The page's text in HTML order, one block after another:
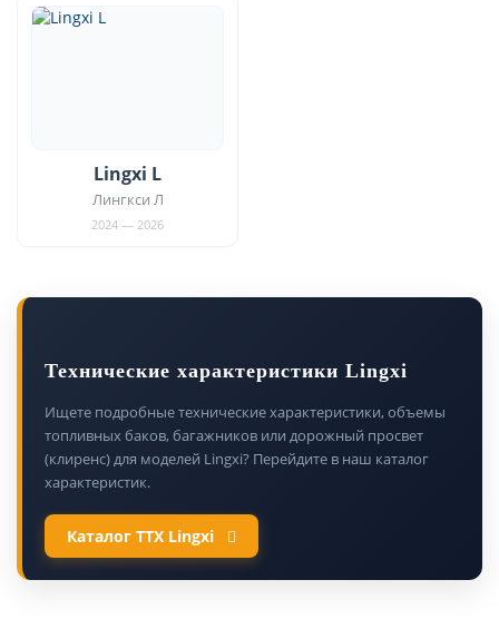
Lingxi L
Лингкси Л
2024 — 2026
Технические характеристики Lingxi
Ищете подробные технические характеристики, объемы
топливных баков, багажников или дорожный просвет
(клиренс) для моделей Lingxi? Перейдите в наш каталог
характеристик.
Каталог ТТХ Lingxi